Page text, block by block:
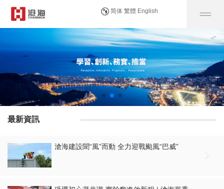
简体 繁體 English
最新資訊
滄海建設聞“風”而動 全力迎戰颱風“巴威”